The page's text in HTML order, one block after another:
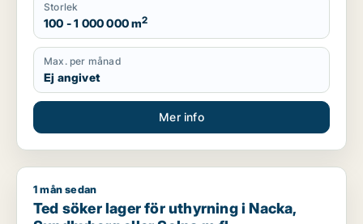
Storlek
100 - 1 000 000 m2
Max. per månad
Ej angivet
Mer info
Ted söker lager för uthyrning i Nacka, Sundbyberg eller
1 mån sedan
Ted söker lager för uthyrning i Nacka,